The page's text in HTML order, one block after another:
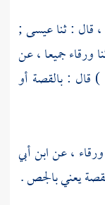
، قال : ثناعيسى;
ورقاءجميعا ، عن
) قال : بالقصة أو
ورقاء ، عنابن أبي
يعني بالجص .